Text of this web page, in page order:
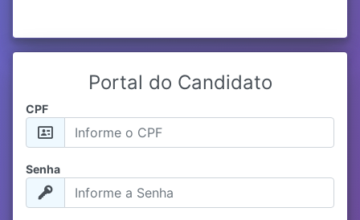
Portal do Candidato
CPF
Senha